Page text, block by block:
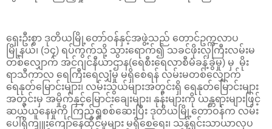
ရှေးဦးစွာ ဒုတိယမြို့တော်ဝန်နှင့်အဖွဲ့သည် တောင်ဥက္ကလာပ
မြို့နယ်၊ (၁၄) ရပ်ကွက်သို့ သွားရောက်၍ သခင်ဖိုးလှကြီးလမ်းမ
တစ်လျှောက် အင်ဂျင်နီယာဌာန(ရေစီးရေလာစီမံခန့်ခွဲမှု) မှ မိုး
ရာသီကာလ ရေကြီးရေလျှံမှု မရှိစေရန် လမ်းမတစ်လျှောက်
ရေနုတ်မြောင်းများ၊ လမ်းသွယ်များအတွင်းရှိ ရေနုတ်မြောင်းများ
အတွင်းမှ အမှိုက်နှင့်မြောင်းချေးများ၊ နုန်းများကို ယန္တရားများဖြင့်
ဆယ်ယူနေမှုကို ကြည့်ရှုစစ်ဆေးပြီး ဒုတိယမြို့တော်ဝန်က လမ်း
ပေါ်ရှိကျူးကျော်နေထိုင်မှုများ မရှိစေရေး၊ သန့်ရှင်းသာယာလှပ